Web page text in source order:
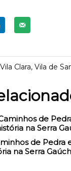
Vila Clara, Vila de
de Pedra
na Serra